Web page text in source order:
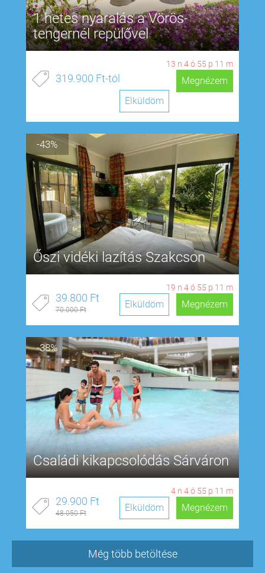
1 hetes nyaralás a Vörös-
tengernél repülővel
13 n 4ó 55 p 11 m
319.900 Ft-tól
Megnézem
Elküldöm
-43%
Őszi vidéki lazítás Szakcson
19 n 4ó 55 p 11 m
39.800 Ft
70.000 Ft Megnézem
Elküldöm
-38%
Családi kikapcsolódás Sárváron
4 n 4ó 55 p 11 m
29.900 Ft
48.050 Ft Megnézem
Elküldöm
Még több betöltése